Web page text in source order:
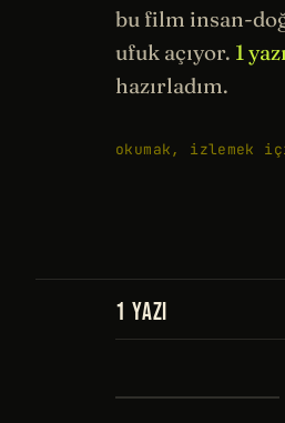
bu film insan-
ufuk açıyor. 1
hazırladım.
okumak, izlemek
1 YAZI